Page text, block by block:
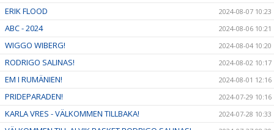
ERIK FLOOD 2024-08-07 10:23
ABC - 2024 2024-08-06 10:21
WIGGO WIBERG! 2024-08-04 10:20
RODRIGO SALINAS! 2024-08-02 10:17
EM I RUMÄNIEN! 2024-08-01 12:16
PRIDEPARADEN! 2024-07-29 10:16
KARLA VRES - VÄLKOMMEN TILLBAKA! 2024-07-28 10:33